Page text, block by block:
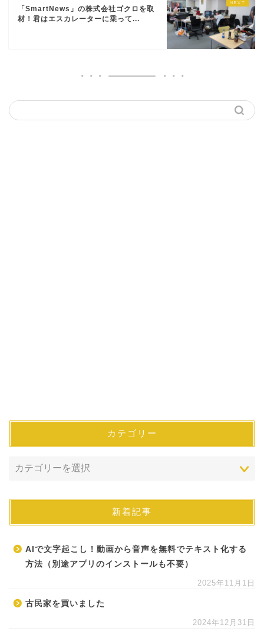
「SmartNews」の株式会社ゴクロを取
材！君はエスカレーターに乗って...
カテゴリー
新着記事
AIで文字起こし！動画から音声を無料でテキスト化する
方法（別途アプリのインストールも不要）
2025年11月1日
古民家を買いました
2024年12月31日